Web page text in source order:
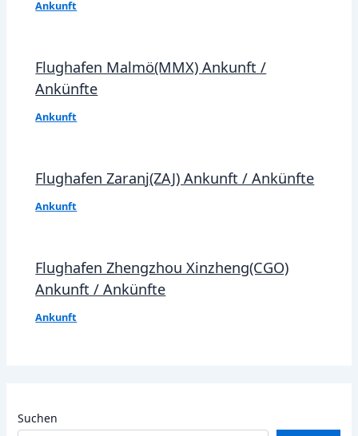
Ankunft
Flughafen Malmö(MMX) Ankunft /
Ankünfte
Ankunft
Flughafen Zaranj(ZAJ) Ankunft / Ankünfte
Ankunft
Flughafen Zhengzhou Xinzheng(CGO)
Ankunft / Ankünfte
Ankunft
Suchen